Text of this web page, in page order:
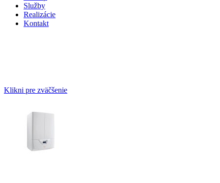
Služby
Realizácie
Kontakt
Klikni pre zväčšenie